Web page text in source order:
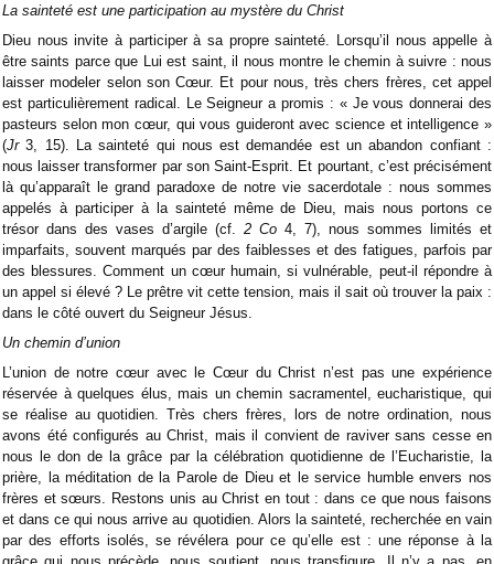
La sainteté est une participation au mystère du Christ
Dieu nous invite à participer à sa propre sainteté. Lorsqu’il nous appelle à
être saints parce que Lui est saint, il nous montre le chemin à suivre : nous
laisser modeler selon son Cœur. Et pour nous, très chers frères, cet appel
est particulièrement radical. Le Seigneur a promis : « Je vous donnerai des
pasteurs selon mon cœur, qui vous guideront avec science et intelligence »
(Jr3, 15). La sainteté qui nous est demandée est un abandon confiant :
nous laisser transformer par son Saint-Esprit. Et pourtant, c’est précisément
là qu’apparaît le grand paradoxe de notre vie sacerdotale : nous sommes
appelés à participer à la sainteté même de Dieu, mais nous portons ce
trésor dans des vases d’argile (cf. 2 Co 4, 7), nous sommes limités et
imparfaits, souvent marqués par des faiblesses et des fatigues, parfois par
des blessures. Comment un cœur humain, si vulnérable, peut-il répondre à
un appel si élevé ? Le prêtre vit cette tension, mais il sait où trouver la paix :
dans le côté ouvert du Seigneur Jésus.
Un chemin d’union
L’union de notre cœur avec le Cœur du Christ n’est pas une expérience
réservée à quelques élus, mais un chemin sacramentel, eucharistique, qui
se réalise au quotidien. Très chers frères, lors de notre ordination, nous
avons été configurés au Christ, mais il convient de raviver sans cesse en
nous le don de la grâce par la célébration quotidienne de l’Eucharistie, la
prière, la méditation de la Parole de Dieu et le service humble envers nos
frères et sœurs. Restons unis au Christ en tout : dans ce que nous faisons
et dans ce qui nous arrive au quotidien. Alors la sainteté, recherchée en vain
par des efforts isolés, se révélera pour ce qu’elle est : une réponse à la